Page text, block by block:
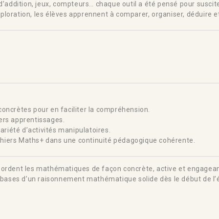
jeux, compteurs… chaque outil a été pensé pour
les élèves apprennent à comparer, organiser, déduire
pour en faciliter la compréhension.
apprentissages.
d’activités manipulatoires.
Maths+ dans une continuité pédagogique cohérente.
les mathématiques de façon concrète, active et
d’un raisonnement mathématique solide dès le début de